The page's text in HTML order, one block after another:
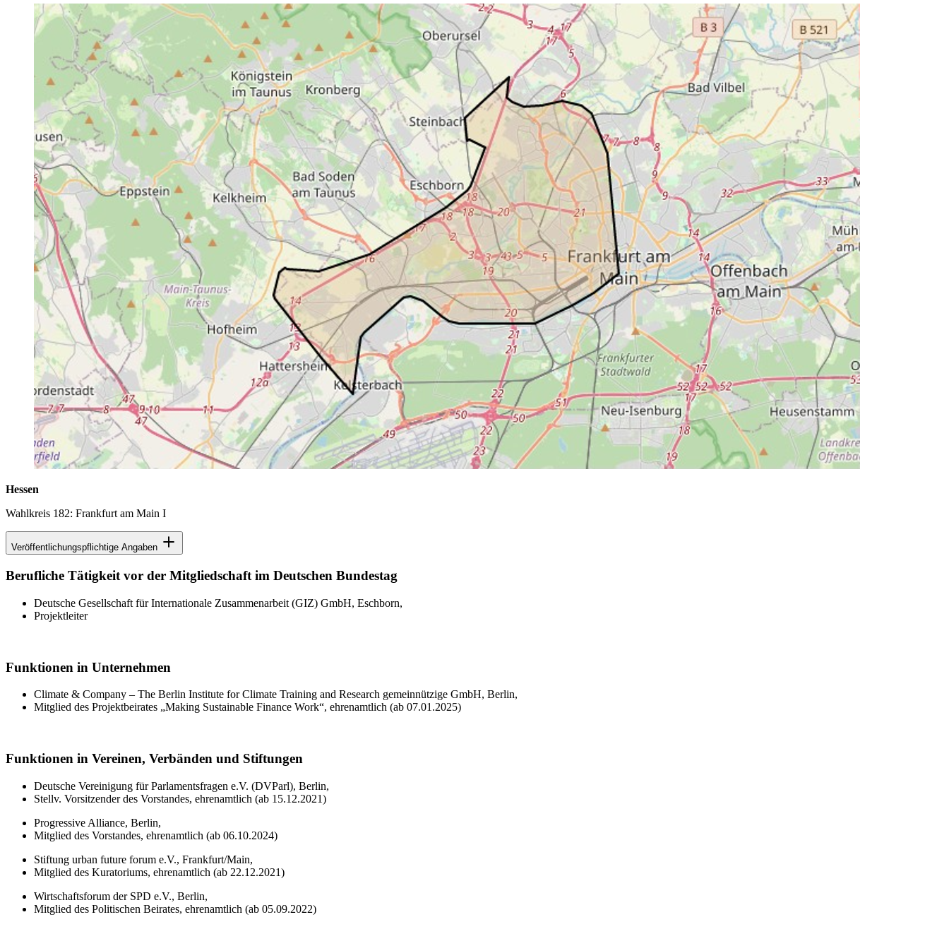
Hessen
Wahlkreis 182: Frankfurt am Main I
Veröffentlichungspflichtige Angaben
Berufliche Tätigkeit vor der Mitgliedschaft im Deutschen Bundestag
Deutsche Gesellschaft für Internationale Zusammenarbeit (GIZ) GmbH, Eschborn,
Projektleiter
Funktionen in Unternehmen
Climate & Company – The Berlin Institute for Climate Training and Research gemeinnützige GmbH, Berlin,
Mitglied des Projektbeirates „Making Sustainable Finance Work“, ehrenamtlich (ab 07.01.2025)
Funktionen in Vereinen, Verbänden und Stiftungen
Deutsche Vereinigung für Parlamentsfragen e.V. (DVParl), Berlin,
Stellv. Vorsitzender des Vorstandes, ehrenamtlich (ab 15.12.2021)
Progressive Alliance, Berlin,
Mitglied des Vorstandes, ehrenamtlich (ab 06.10.2024)
Stiftung urban future forum e.V., Frankfurt/Main,
Mitglied des Kuratoriums, ehrenamtlich (ab 22.12.2021)
Wirtschaftsforum der SPD e.V., Berlin,
Mitglied des Politischen Beirates, ehrenamtlich (ab 05.09.2022)